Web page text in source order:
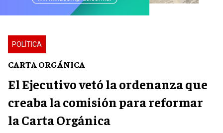
POLÍTICA
CARTA ORGÁNICA
El Ejecutivo vetó la ordenanza que
creaba la comisión para reformar
la Carta Orgánica